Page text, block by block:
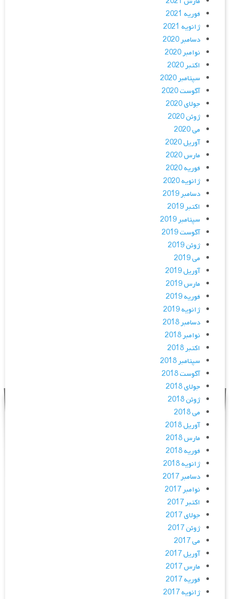
فوریه 2021
ژانویه 2021
دسامبر 2020
نوامبر 2020
اکتبر 2020
سپتامبر 2020
آگوست 2020
جولای 2020
ژوئن 2020
می 2020
آوریل 2020
مارس 2020
فوریه 2020
ژانویه 2020
دسامبر 2019
اکتبر 2019
سپتامبر 2019
آگوست 2019
ژوئن 2019
می 2019
آوریل 2019
مارس 2019
فوریه 2019
ژانویه 2019
دسامبر 2018
نوامبر 2018
اکتبر 2018
سپتامبر 2018
آگوست 2018
جولای 2018
ژوئن 2018
می 2018
آوریل 2018
مارس 2018
فوریه 2018
ژانویه 2018
دسامبر 2017
نوامبر 2017
اکتبر 2017
جولای 2017
ژوئن 2017
می 2017
آوریل 2017
مارس 2017
فوریه 2017
ژانویه 2017